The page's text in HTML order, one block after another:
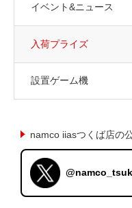
イベント&ニュース
入荷プライズ
設置ゲーム機
namco iiasつくば店の